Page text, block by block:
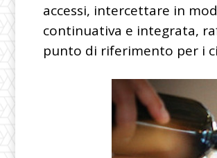
accessi, intercettare in
continuativa e integrata,
punto di riferimento per i